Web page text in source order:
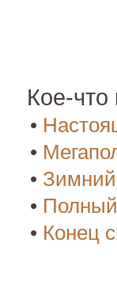
Кое-что
•
•
•
•
• Конец